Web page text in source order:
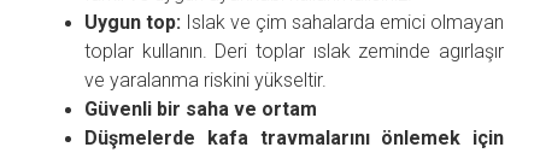
Uygun top: Islak ve çim sahalarda emici olmayan
toplar kullanın. Deri toplar ıslak zeminde agırlaşır
ve yaralanma riskini yükseltir.
Güvenli bir saha ve ortam
Düşmelerde kafa travmalarını önlemek için